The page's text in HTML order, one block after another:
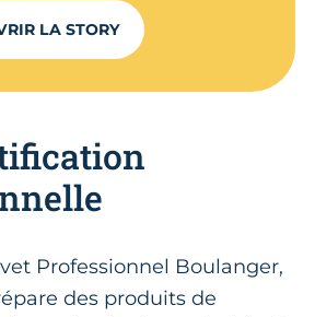
LA STORY
Professionnel Boulanger,
des produits de